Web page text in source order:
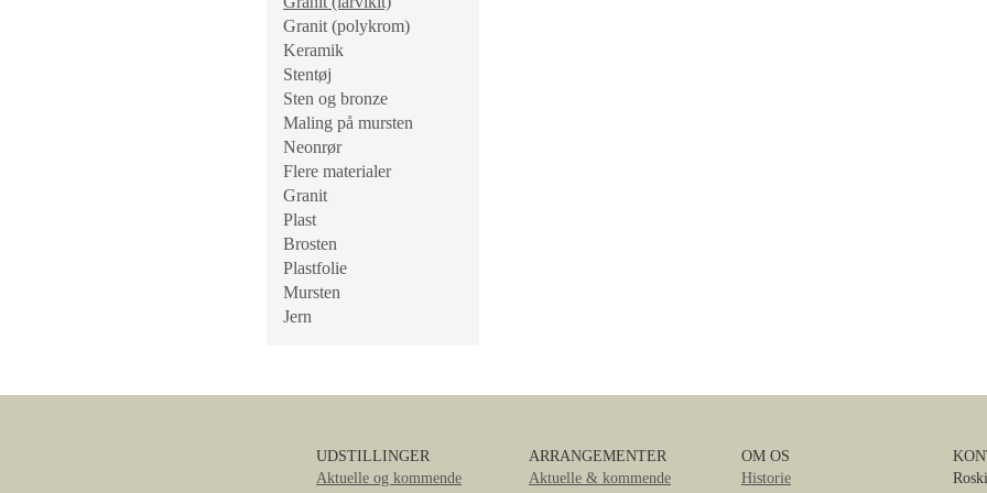
Granit (polykrom)
Keramik
Stentøj
Sten og bronze
Maling på mursten
Neonrør
Flere materialer
Granit
Plast
Brosten
Plastfolie
Mursten
Jern
UDSTILLINGER
Aktuelle og kommende
ARRANGEMENTER
Aktuelle & kommende
OM OS
Historie